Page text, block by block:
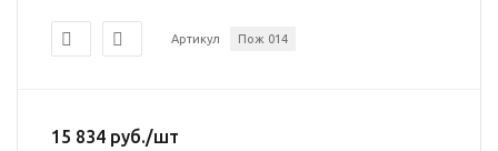
Артикул Пож 014
15 834 руб./шт